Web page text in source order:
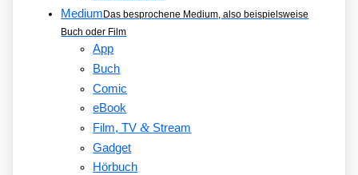
Medium Das besprochene Medium, also beispielsweise
Buch oder Film
App
Buch
Comic
eBook
Film, TV&Stream
Gadget
Hörbuch